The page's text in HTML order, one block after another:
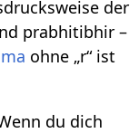
der
prabhitibhir –
ohne „r“ ist
du dich